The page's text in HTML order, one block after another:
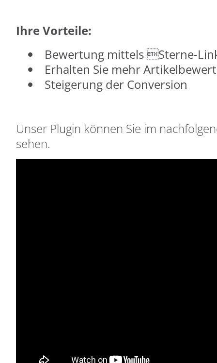
Ihre Vorteile:
Bewertung mittels Sterne-
Erhalten Sie mehr
Steigerung der Conversion
Unser Plugin können Sie im
sehen.